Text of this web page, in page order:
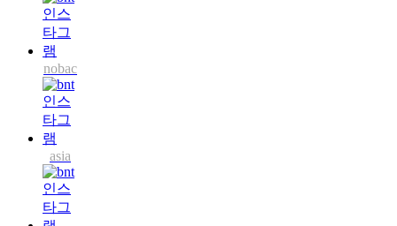
nobac
asia